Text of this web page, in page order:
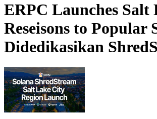
ERPC Launches Salt
Reseisons to Popular
Didedikasikan